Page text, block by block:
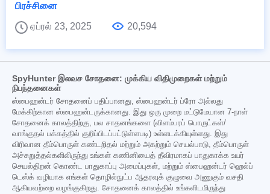
பிரச்சினை
ஏப்ரல் 23, 2025
20,594
SpyHunter இலவச சோதனை: முக்கிய விதிமுறைகள் மற்றும்
நிபந்தனைகள்
ஸ்பைஹன்டர் சோதனைப் பதிப்பானது, ஸ்பைஹன்டர் ப்ரோ அல்லது
மேக்கிற்கான ஸ்பைஹன்டருக்கானது. இது ஒரு முறை மட்டுமேயான 7-நாள்
சோதனைக் காலத்திற்கு, பல சாதனங்களை (விளம்பரப் பொருட்கள்/
வாங்குதல் பக்கத்தில் குறிப்பிடப்பட்டுள்ளபடி) உள்ளடக்கியுள்ளது. இது
விரிவான தீம்பொருள் கண்டறிதல் மற்றும் அகற்றும் செயல்பாடு, தீம்பொருள்
அச்சுறுத்தல்களிலிருந்து உங்கள் கணினியைத் தீவிரமாகப் பாதுகாக்க உயர்
செயல்திறன் கொண்ட பாதுகாப்பு அமைப்புகள், மற்றும் ஸ்பைஹன்டர் ஹெல்ப்
டெஸ்க் வழியாக எங்கள் தொழில்நுட்ப ஆதரவுக் குழுவை அணுகும் வசதி
ஆகியவற்றை வழங்குகிறது. சோதனைக் காலத்தில் உங்களிடமிருந்து